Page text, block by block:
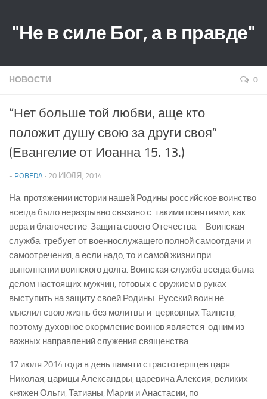
"Не в силе Бог, а в правде"
НОВОСТИ 0
“Нет больше той любви, аще кто
положит душу свою за други своя”
(Евангелие от Иоанна 15. 13.)
- POBEDA · 20 ИЮЛЯ, 2014
На протяжении истории нашей Родины российское воинство
всегда было неразрывно связано с такими понятиями, как
вера и благочестие. Защита своего Отечества – Воинская
служба требует от военнослужащего полной самоотдачи и
самоотречения, а если надо, то и самой жизни при
выполнении воинского долга. Воинская служба всегда была
делом настоящих мужчин, готовых с оружием в руках
выступить на защиту своей Родины. Русский воин не
мыслил свою жизнь без молитвы и церковных Таинств,
поэтому духовное окормление воинов является одним из
важных направлений служения священства.
17 июля 2014 года в день памяти страстотерпцев царя
Николая, царицы Александры, царевича Алексия, великих
княжен Ольги, Татианы, Марии и Анастасии, по